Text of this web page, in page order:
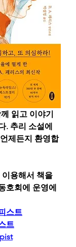
읽고 이야기
. 추리 소설에
제든지 환영합
용해서 책을
호회에 운영에
스트
트